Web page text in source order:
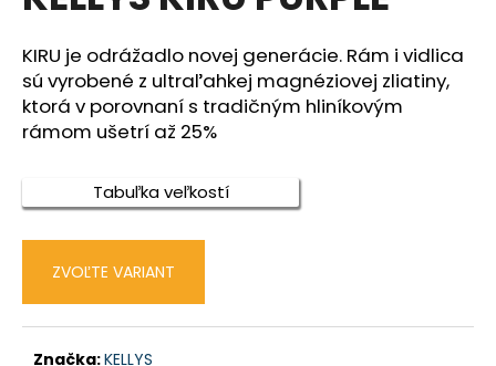
z
5
hviezdičiek.
KIRU je odrážadlo novej generácie. Rám i vidlica
sú vyrobené z ultraľahkej magnéziovej zliatiny,
ktorá v porovnaní s tradičným hliníkovým
rámom ušetrí až 25%
Tabuľka veľkostí
ZVOĽTE VARIANT
Značka:KELLYS
j
s
ť
?
O